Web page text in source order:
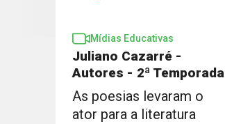
Mídias Educativas
Juliano Cazarré -
Autores - 2ª Temporada
As poesias levaram o
ator para a literatura